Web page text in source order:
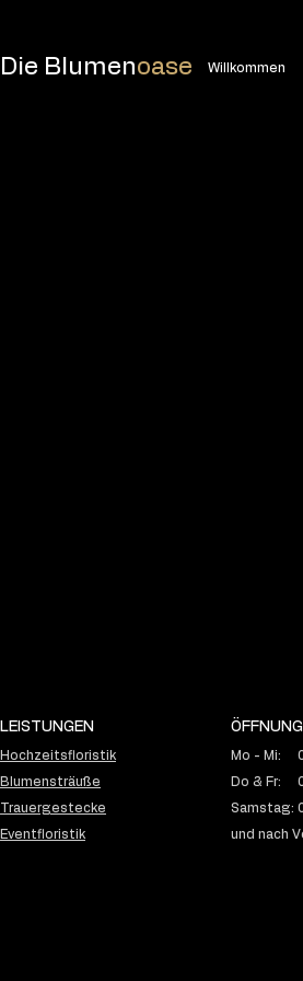
Die Blumenoase Willkommen
LEISTUNGEN
Hochzeitsfloristik
Blumensträuße
Trauergestecke
Eventfloristik
Mo - Mi:
Do & Fr:
Samstag:
und nach